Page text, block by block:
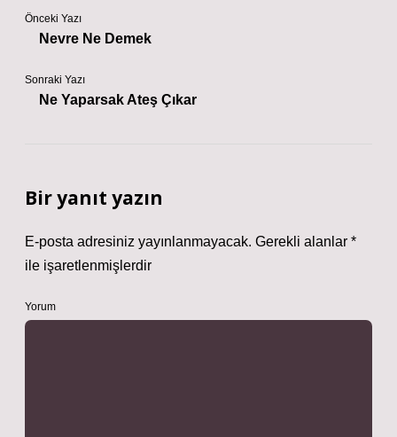
Önceki Yazı
Nevre Ne Demek
Sonraki Yazı
Ne Yaparsak Ateş Çıkar
Bir yanıt yazın
E-posta adresiniz yayınlanmayacak. Gerekli alanlar *
ile işaretlenmişlerdir
Yorum